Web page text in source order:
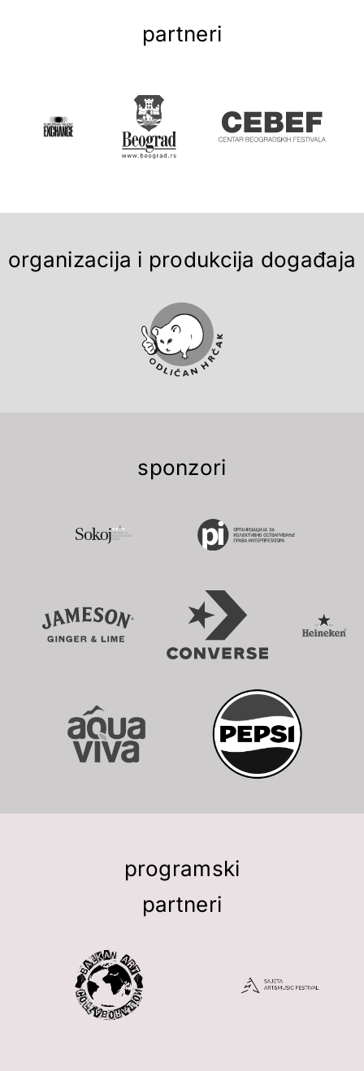
partneri
organizacija i produkcija događaja
sponzori
programski
partneri